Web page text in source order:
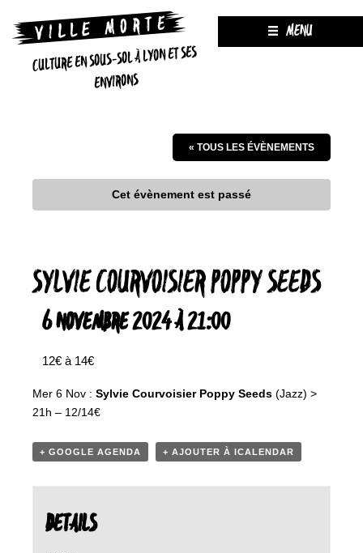
CULTURE EN SOUS-SOL À LYON ET SES
ENVIRONS
MENU
« TOUS LES ÉVÈNEMENTS
Cet évènement est passé
SYLVIE COURVOISIER POPPY SEEDS
6 NOVEMBRE 2024 À 21:00
12€ à 14€
Mer 6 Nov : Sylvie Courvoisier Poppy Seeds (Jazz) >
21h – 12/14€
+ GOOGLE AGENDA + AJOUTER À ICALENDAR
DETAILS